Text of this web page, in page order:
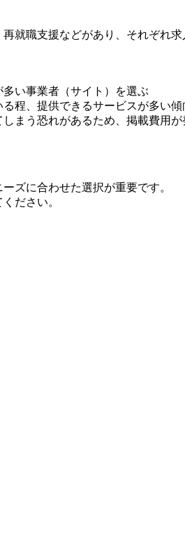
就職支援などがあり、それぞれ
い事業者（サイト）を選ぶ
程、提供できるサービスが多い
まう恐れがあるため、掲載費用
ズに合わせた選択が重要です。
ださい。